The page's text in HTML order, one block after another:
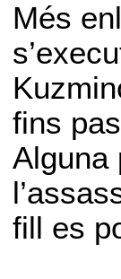
Més
fins
Alguna
fill es